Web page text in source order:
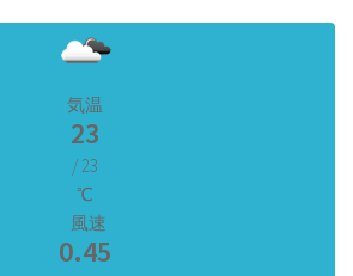
気温
23
/ 23
℃
風速
0.45